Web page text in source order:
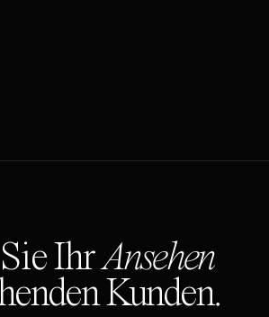
IhrAnsehen
Kunden.